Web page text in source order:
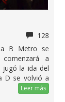
128
B Metro se
a
jugó la ida del
D se volvió a
Leer más